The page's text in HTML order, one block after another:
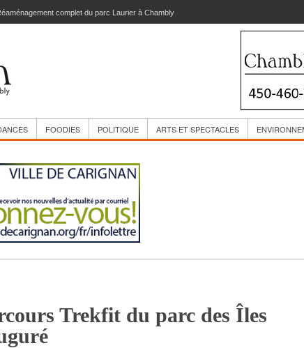
complet du parc Laurier à Chambly
FOODIES POLITIQUE ARTS ET SPECTACLES
Trekfit du parc des Îles